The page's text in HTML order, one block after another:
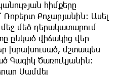
հիմքերը
Քոչարյանին: Ասել
մեծ դերակատարում
ընկած վիճակից վեր
խրախուսած, մշտապես
Գագիկ Ծառուկյանին:
Սամվել